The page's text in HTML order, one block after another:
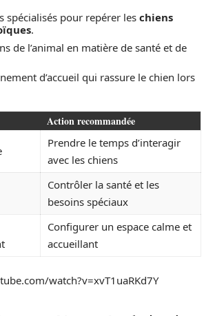
spécialisés pour repérer les chiens
.
de l’animal en matière de santé et de
d’accueil qui rassure le chien lors
Action recommandée
Prendre le temps d’interagir
avec les chiens
Contrôler la santé et les
besoins spéciaux
Configurer un espace calme et
accueillant
watch?v=xvT1uaRKd7Y